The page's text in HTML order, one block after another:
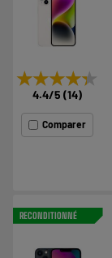
★★★★★
★★★★★
4.4/5 (14)
Comparer
RECONDITIONNÉ